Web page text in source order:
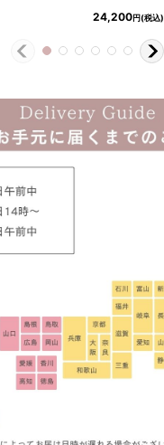
24,200円(税込)